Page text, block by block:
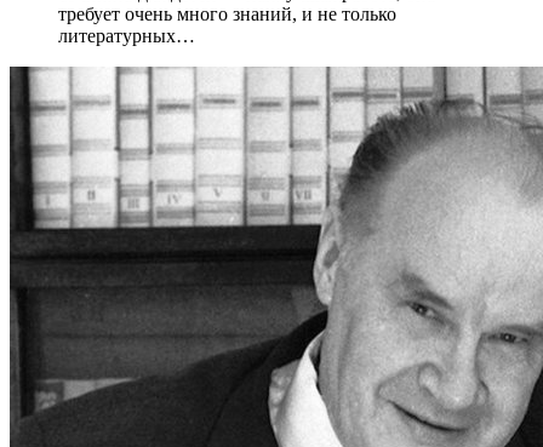
требует очень много знаний, и не только
литературных…